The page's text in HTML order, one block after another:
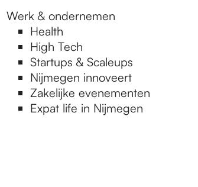
Werk & ondernemen
Health
High Tech
Startups & Scaleups
Nijmegen innoveert
Zakelijke evenementen
Expat life in Nijmegen